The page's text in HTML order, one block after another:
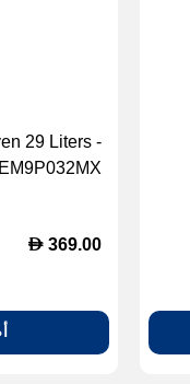
29 Liters -
D 369.00